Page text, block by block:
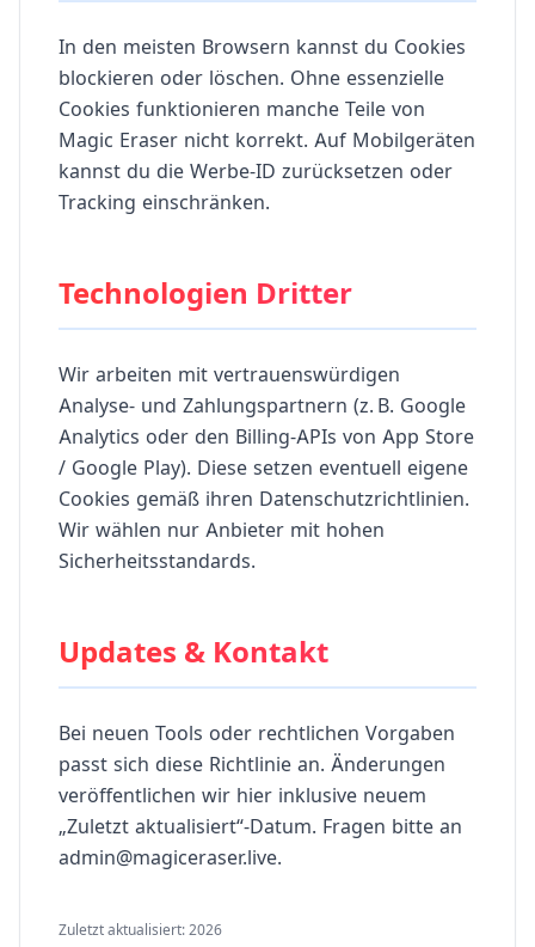
In den meisten Browsern kannst du Cookies
blockieren oder löschen. Ohne essenzielle
Cookies funktionieren manche Teile von
Magic Eraser nicht korrekt. Auf Mobilgeräten
kannst du die Werbe-ID zurücksetzen oder
Tracking einschränken.
Technologien Dritter
Wir arbeiten mit vertrauenswürdigen
Analyse- und Zahlungspartnern (z. B. Google
Analytics oder den Billing-APIs von App Store
/ Google Play). Diese setzen eventuell eigene
Cookies gemäß ihren Datenschutzrichtlinien.
Wir wählen nur Anbieter mit hohen
Sicherheitsstandards.
Updates & Kontakt
Bei neuen Tools oder rechtlichen Vorgaben
passt sich diese Richtlinie an. Änderungen
veröffentlichen wir hier inklusive neuem
„Zuletzt aktualisiert“-Datum. Fragen bitte an
admin@magiceraser.live.
Zuletzt aktualisiert: 2026